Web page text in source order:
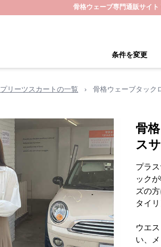
骨格ウェーブ専門通販サイ
条件を変更
プリーツスカートの一覧 › 骨格ウェーブタック
骨
ス
プラ
ック
ズの
タイ
ウエ
い、